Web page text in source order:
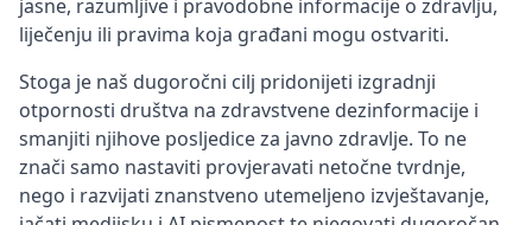
jasne, razumljive i pravodobne informacije o zdravlju,
liječenju ili pravima koja građani mogu ostvariti.
Stoga je naš dugoročni cilj pridonijeti izgradnji
otpornosti društva na zdravstvene dezinformacije i
smanjiti njihove posljedice za javno zdravlje. To ne
znači samo nastaviti provjeravati netočne tvrdnje,
nego i razvijati znanstveno utemeljeno izvještavanje,